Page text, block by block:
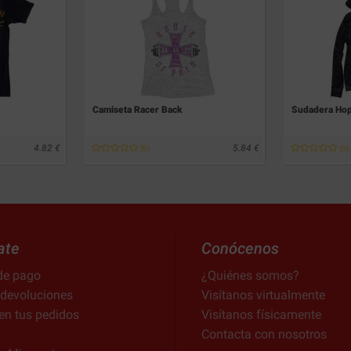
4.82
Camiseta Racer Back
(0) 5.84
Sudadera
(0)
pago
tus pedidos
Conócenos
¿Quiénes somos?
Visítanos virtualmente
Visítanos físicamente
Contacta con nosotros